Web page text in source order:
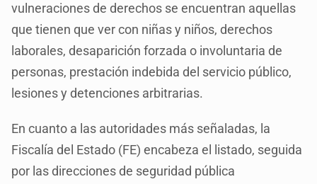
vulneraciones de derechos se encuentran aquellas
que tienen que ver con niñas y niños, derechos
laborales, desaparición forzada o involuntaria de
personas, prestación indebida del servicio público,
lesiones y detenciones arbitrarias.
En cuanto a las autoridades más señaladas, la
Fiscalía del Estado (FE) encabeza el listado, seguida
por las direcciones de seguridad pública